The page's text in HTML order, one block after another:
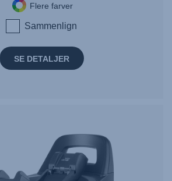
Flere farver
Sammenlign
SE DETALJER